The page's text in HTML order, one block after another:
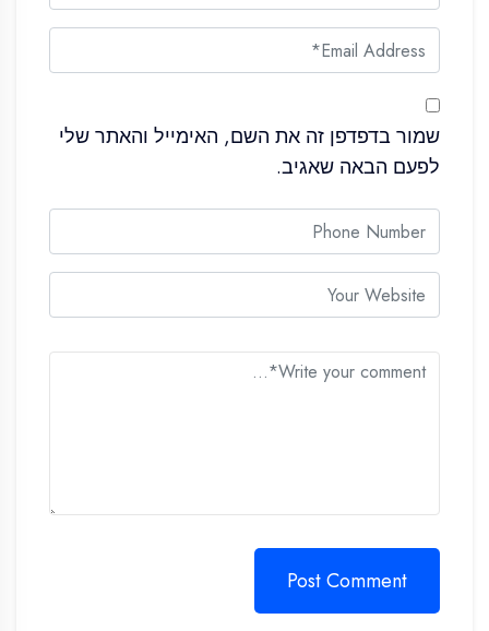
שמור בדפדפן זה את השם, האימייל והאתר שלי
לפעם הבאה שאגיב.
Post Comment